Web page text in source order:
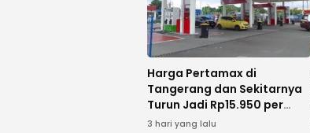
Harga Pertamax di
Tangerang dan Sekitarnya
Turun Jadi Rp15.950 per
Liter Mulai Agustus 2026
3 hari yang lalu